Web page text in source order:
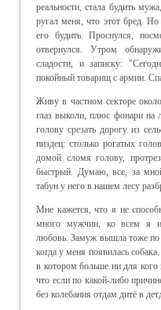
реальности, стала будить
ругал меня, что этот бред. Но
его будить. Проснулся,
отвернулся. Утром
сладости, и записку:
покойный товарищ с армии.
Живу в частном секторе
глаз выколи, плюс фонари на
голову срезать дорогу из
пиздец: столько рогатых
домой сломя голову,
быстрый. Думаю, все, за
табун у него в нашем лесу
Мне кажется, что я не
много мужчин, ко всем я
любовь. Замуж вышла тоже по
когда у меня появилась
в котором больше ни для кого
что если по какой-либо
без колебания отдам дитё в